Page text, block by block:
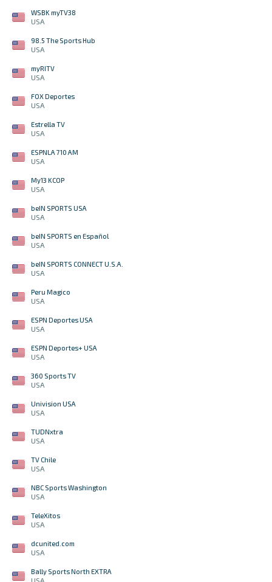
WSBK myTV38
USA
98.5 The Sports Hub
USA
myRITV
USA
FOX Deportes
USA
Estrella TV
USA
ESPNLA 710 AM
USA
My13 KCOP
USA
beIN SPORTS USA
USA
beIN SPORTS en Español
USA
beIN SPORTS CONNECT U.S.A.
USA
Peru Magico
USA
ESPN Deportes USA
USA
ESPN Deportes+ USA
USA
360 Sports TV
USA
Univision USA
USA
TUDNxtra
USA
TV Chile
USA
NBC Sports Washington
USA
TeleXitos
USA
dcunited.com
USA
Bally Sports North EXTRA
USA